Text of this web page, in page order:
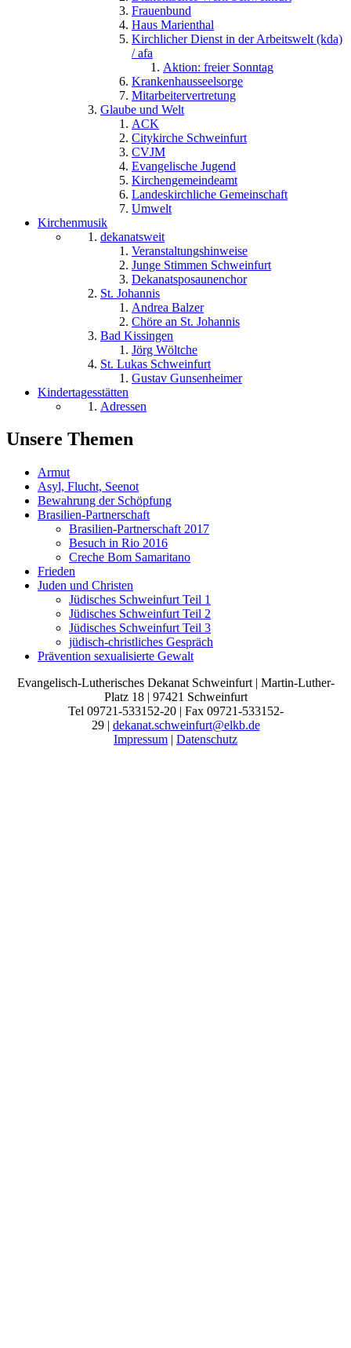
Frauenbund
Haus Marienthal
Kirchlicher Dienst in der Arbeitswelt (kda)
/ afa
Aktion: freier Sonntag
Krankenhausseelsorge
Mitarbeitervertretung
Glaube und Welt
ACK
Citykirche Schweinfurt
CVJM
Evangelische Jugend
Kirchengemeindeamt
Landeskirchliche Gemeinschaft
Umwelt
Kirchenmusik
dekanatsweit
Veranstaltungshinweise
Junge Stimmen Schweinfurt
Dekanatsposaunenchor
St. Johannis
Andrea Balzer
Chöre an St. Johannis
Bad Kissingen
Jörg Wöltche
St. Lukas Schweinfurt
Gustav Gunsenheimer
Kindertagesstätten
Adressen
Unsere Themen
Armut
Asyl, Flucht, Seenot
Bewahrung der Schöpfung
Brasilien-Partnerschaft
Brasilien-Partnerschaft 2017
Besuch in Rio 2016
Creche Bom Samaritano
Frieden
Juden und Christen
Jüdisches Schweinfurt Teil 1
Jüdisches Schweinfurt Teil 2
Jüdisches Schweinfurt Teil 3
jüdisch-christliches Gespräch
Prävention sexualisierte Gewalt
Evangelisch-Lutherisches Dekanat Schweinfurt | Martin-Luther-
Platz 18 | 97421 Schweinfurt
Tel 09721-533152-20 | Fax 09721-533152-
29 | dekanat.schweinfurt@elkb.de
Impressum | Datenschutz